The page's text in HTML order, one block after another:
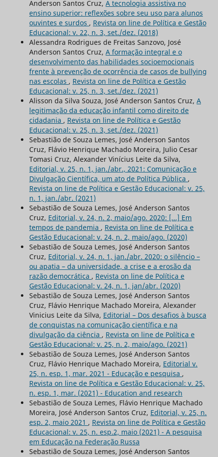
Anderson Santos Cruz, A tecnologia assistiva no
ensino superior: reflexões sobre seu uso para alunos
ouvintes e surdos , Revista on line de Política e Gestão
Educacional: v. 22, n. 3, set./dez. (2018)
Alessandra Rodrigues de Freitas Sanzovo, José
Anderson Santos Cruz, A formação integral e o
desenvolvimento das habilidades socioemocionais
frente à prevenção de ocorrência de casos de bullying
nas escolas , Revista on line de Política e Gestão
Educacional: v. 25, n. 3, set./dez. (2021)
Alisson da Silva Souza, José Anderson Santos Cruz, A
legitimação da educação infantil como direito de
cidadania , Revista on line de Política e Gestão
Educacional: v. 25, n. 3, set./dez. (2021)
Sebastião de Souza Lemes, José Anderson Santos
Cruz, Flávio Henrique Machado Moreira, Julio Cesar
Tomasi Cruz, Alexander Vinícius Leite da Silva,
Editorial, v. 25, n. 1, jan./abr., 2021: Comunicação e
Divulgação Científica, um ato de Política Pública ,
Revista on line de Política e Gestão Educacional: v. 25,
n. 1, jan./abr. (2021)
Sebastião de Souza Lemes, José Anderson Santos
Cruz, Editorial, v. 24, n. 2, maio/ago. 2020: [...] Em
tempos de pandemia , Revista on line de Política e
Gestão Educacional: v. 24, n. 2, maio/ago. (2020)
Sebastião de Souza Lemes, José Anderson Santos
Cruz, Editorial, v. 24, n. 1, jan./abr. 2020: o silêncio –
ou apatia – da universidade, a crise e a erosão da
razão democrática , Revista on line de Política e
Gestão Educacional: v. 24, n. 1, jan/abr. (2020)
Sebastião de Souza Lemes, José Anderson Santos
Cruz, Flávio Henrique Machado Moreira, Alexander
Vinicius Leite da Silva, Editorial – Dos desafios à busca
de conquistas na comunicação científica e na
divulgação da ciência , Revista on line de Política e
Gestão Educacional: v. 25, n. 2, maio/ago. (2021)
Sebastião de Souza Lemes, José Anderson Santos
Cruz, Flávio Henrique Machado Moreira, Editorial v.
25, n. esp. 1, mar. 2021 - Educação e pesquisa ,
Revista on line de Política e Gestão Educacional: v. 25,
n. esp. 1, mar. (2021) - Education and research
Sebastião de Souza Lemes, Flávio Henrique Machado
Moreira, José Anderson Santos Cruz, Editorial, v. 25, n.
esp. 2, maio 2021 , Revista on line de Política e Gestão
Educacional: v. 25, n. esp.2, maio (2021) - A pesquisa
em Educação na Federação Russa
Sebastião de Souza Lemes, José Anderson Santos